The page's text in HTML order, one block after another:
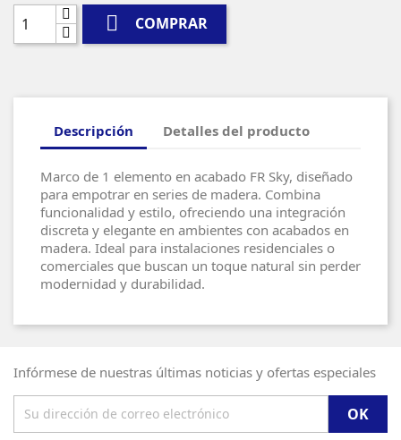
 COMPRAR
Descripción Detalles del producto
Marco de 1 elemento en acabado FR Sky, diseñado
para empotrar en series de madera. Combina
funcionalidad y estilo, ofreciendo una integración
discreta y elegante en ambientes con acabados en
madera. Ideal para instalaciones residenciales o
comerciales que buscan un toque natural sin perder
modernidad y durabilidad.
Infórmese de nuestras últimas noticias y ofertas especiales